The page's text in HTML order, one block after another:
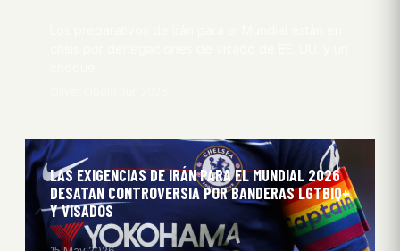
LAS EXIGENCIAS DE IRÁN PARA EL MUNDIAL 2026
DESATAN CONTROVERSIA POR BANDERAS LGTBIQ+
Y VISADOS